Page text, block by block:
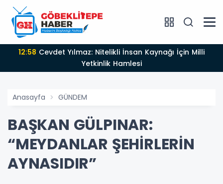
12:58
Yetkinlik Hamlesi
Anasayfa GÜNDEM
BAŞKAN GÜLPINAR:
“MEYDANLAR ŞEHİRLERİN
AYNASIDIR”